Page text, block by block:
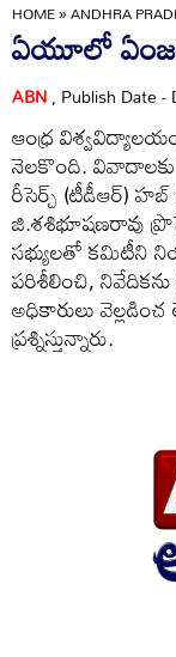
HOME»ANDHRA
ఏయూలో
ABN, Publish Date -
ఆంధ్ర
నెలకొంది. వివాదాలకు
రీసెర్చ్‌ (టీడీఆర్‌)
జి.శశిభూషణరావు
సభ్యులతో కమిటీని
పరిశీలించి,
అధికారులు
ప్రశ్నిస్తున్నారు.